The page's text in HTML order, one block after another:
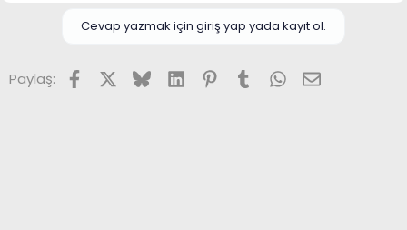
Cevap yazmak için giriş yap yada kayıt ol.
Paylaş: FacebookX (Twitter)
BlueskyLinkedInPinterest
TumblrWhatsApp
E-posta